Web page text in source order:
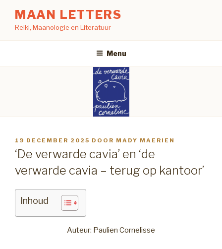
inhoud
springen
MAAN LETTERS
Reiki, Maanologie en Literatuur
Menu
GEPLAATST
OP
19 DECEMBER 2025 DOOR MADY MAERIEN
‘De verwarde cavia’ en ‘de
verwarde cavia – terug op kantoor’
Inhoud
Auteur: Paulien Cornelisse